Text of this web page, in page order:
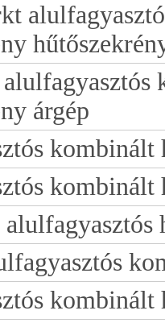
árgép
kombinált
kombinált
kombinált